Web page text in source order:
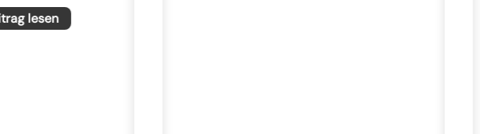
lesen